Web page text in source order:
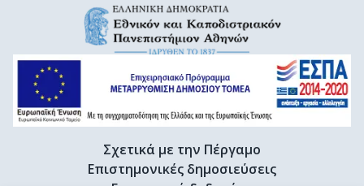
Σχετικά με την Πέργαμο
Επιστημονικές δημοσιεύσεις